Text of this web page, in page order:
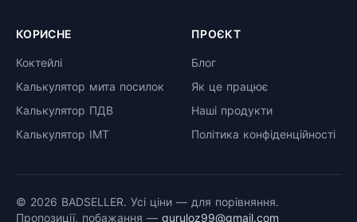
КОРИСНЕ
Коктейлі
Калькулятор мита посилок
Калькулятор ПДВ
Калькулятор ІМТ
ПРОЄКТ
Блог
Як це працює
Наші продукти
Політика конфіденційності
© 2026 BADSELLER. Усі ціни — для порівняння.
Пропозиції, побажання — guruloz99@gmail.com